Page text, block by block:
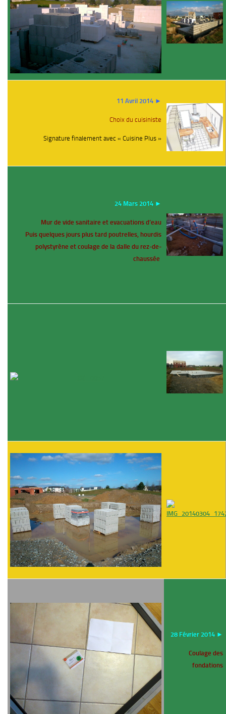
11 Avril 2014 ►
Choix du cuisiniste
Signature finalement avec « Cuisine Plus »
24 Mars 2014 ►
Mur de vide sanitaire et evacuations d’eau
Puis quelques jours plus tard poutrelles, hourdis
polystyrène et coulage de la dalle du rez-de-
chaussée
28 Février 2014 ►
Coulage des
fondations